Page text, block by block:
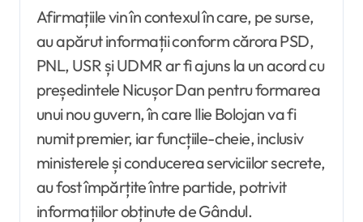
Afirmațiile vin în contexul în care, pe surse,
au apărut informații conform cărora PSD,
PNL, USR și UDMR ar fi ajuns la un acord cu
președintele Nicușor Dan pentru formarea
unui nou guvern, în care Ilie Bolojan va fi
numit premier, iar funcțiile-cheie, inclusiv
ministerele și conducerea serviciilor secrete,
au fost împărțite între partide, potrivit
informațiilor obținute de Gândul.